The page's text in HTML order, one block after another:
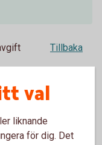
Tillbaka
anställda
val
liknande
för dig. Det